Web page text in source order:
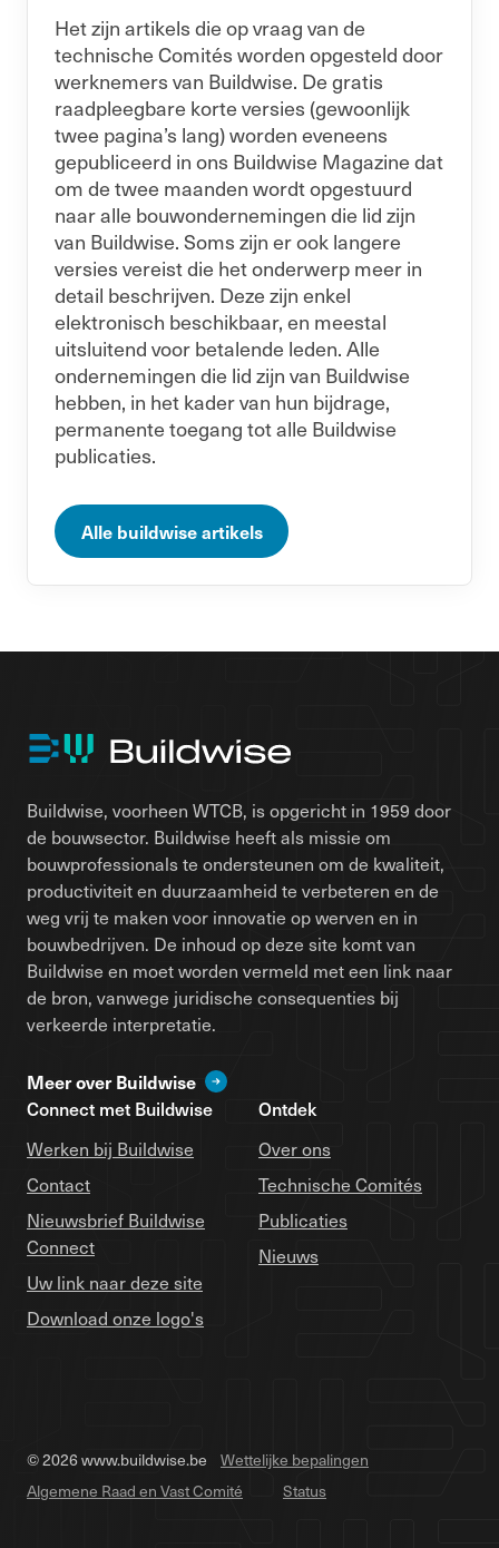
Het zijn artikels die op vraag van de
technische Comités worden opgesteld door
werknemers van Buildwise. De gratis
raadpleegbare korte versies (gewoonlijk
twee pagina’s lang) worden eveneens
gepubliceerd in ons Buildwise Magazine dat
om de twee maanden wordt opgestuurd
naar alle bouwondernemingen die lid zijn
van Buildwise. Soms zijn er ook langere
versies vereist die het onderwerp meer in
detail beschrijven. Deze zijn enkel
elektronisch beschikbaar, en meestal
uitsluitend voor betalende leden. Alle
ondernemingen die lid zijn van Buildwise
hebben, in het kader van hun bijdrage,
permanente toegang tot alle Buildwise
publicaties.
Alle buildwise artikels
Buildwise, voorheen WTCB, is opgericht in 1959 door
de bouwsector. Buildwise heeft als missie om
bouwprofessionals te ondersteunen om de kwaliteit,
productiviteit en duurzaamheid te verbeteren en de
weg vrij te maken voor innovatie op werven en in
bouwbedrijven. De inhoud op deze site komt van
Buildwise en moet worden vermeld met een link naar
de bron, vanwege juridische consequenties bij
verkeerde interpretatie.
Meer over Buildwise
Connect met Buildwise
Werken bij Buildwise
Contact
Nieuwsbrief Buildwise
Connect
Uw link naar deze site
Download onze logo's
Ontdek
Over ons
Technische Comités
Publicaties
Nieuws
© 2026 www.buildwise.be
Wettelijke bepalingen
Algemene Raad en Vast Comité
Status